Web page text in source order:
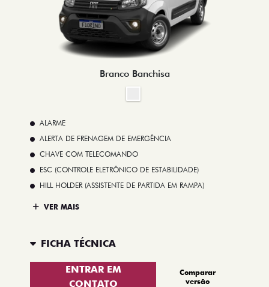
Branco Banchisa
ALARME
ALERTA DE FRENAGEM DE EMERGÊNCIA
CHAVE COM TELECOMANDO
ESC (CONTROLE ELETRÔNICO DE ESTABILIDADE)
HILL HOLDER (ASSISTENTE DE PARTIDA EM RAMPA)
VER MAIS
FICHA TÉCNICA
ENTRAR EM
CONTATO
Comparar
versão